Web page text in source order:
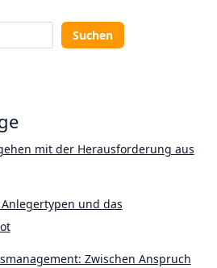
Suchen
mit der Herausforderung aus
und das
Zwischen Anspruch